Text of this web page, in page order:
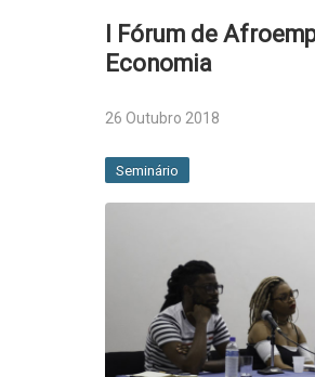
I Fórum de
Economia
26 Outubro 2018
Seminário